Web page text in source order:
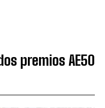
premios AE50